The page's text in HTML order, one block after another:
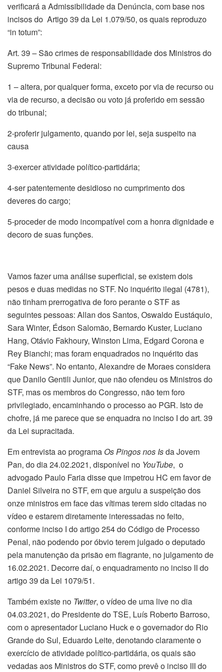
verificará a Admissibilidade da Denúncia, com base nos
incisos do Artigo 39 da Lei 1.079/50, os quais reproduzo
“in totum”:
Art. 39 – São crimes de responsabilidade dos Ministros do
Supremo Tribunal Federal:
1 – altera, por qualquer forma, exceto por via de recurso ou
via de recurso, a decisão ou voto já proferido em sessão
do tribunal;
2-proferir julgamento, quando por lei, seja suspeito na
causa
3-exercer atividade político-partidária;
4-ser patentemente desidioso no cumprimento dos
deveres do cargo;
5-proceder de modo incompatível com a honra dignidade e
decoro de suas funções.
Vamos fazer uma análise superficial, se existem dois
pesos e duas medidas no STF. No inquérito ilegal (4781),
não tinham prerrogativa de foro perante o STF as
seguintes pessoas: Allan dos Santos, Oswaldo Eustáquio,
Sara Winter, Édson Salomão, Bernardo Kuster, Luciano
Hang, Otávio Fakhoury, Winston Lima, Edgard Corona e
Rey Bianchi; mas foram enquadrados no inquérito das
“Fake News”. No entanto, Alexandre de Moraes considera
que Danilo Gentili Junior, que não ofendeu os Ministros do
STF, mas os membros do Congresso, não tem foro
privilegiado, encaminhando o processo ao PGR. Isto de
chofre, já me parece que se enquadra no inciso I do art. 39
da Lei supracitada.
Em entrevista ao programa Os Pingos nos Isda Jovem
Pan, do dia 24.02.2021, disponível no YouTube, o
advogado Paulo Faria disse que impetrou HC em favor de
Daniel Silveira no STF, em que arguiu a suspeição dos
onze ministros em face das vítimas terem sido citadas no
vídeo e estarem diretamente interessadas no feito,
conforme inciso I do artigo 254 do Código de Processo
Penal, não podendo por óbvio terem julgado o deputado
pela manutenção da prisão em flagrante, no julgamento de
16.02.2021. Decorre daí, o enquadramento no inciso II do
artigo 39 da Lei 1079/51.
Também existe no Twitter, o vídeo de uma live no dia
04.03.2021, do Presidente do TSE, Luís Roberto Barroso,
com o apresentador Luciano Huck e o governador do Rio
Grande do Sul, Eduardo Leite, denotando claramente o
exercício de atividade político-partidária, os quais são
vedadas aos Ministros do STF, como prevê o inciso III do